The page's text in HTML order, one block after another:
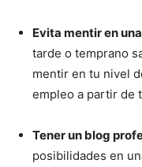
Evita mentir en
tarde o temprano
mentir en tu nivel
empleo a partir de
Tener un blog
posibilidades en